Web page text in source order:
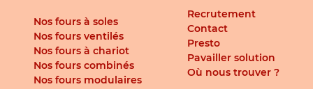
Nos fours à soles
Nos fours ventilés
Nos fours à chariot
Nos fours combinés
Nos fours modulaires
Recrutement
Contact
Presto
Pavailler solution
Où nous trouver ?